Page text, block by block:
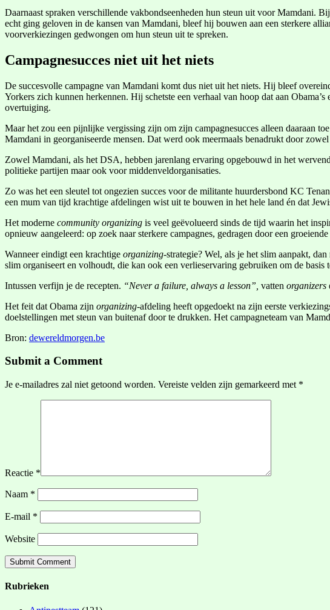
Daarnaast spraken verschillende vakbondseenheden hun steun uit voor Mamdani.
echt ging geloven in de kansen van Mamdani, bleef hij bouwen aan een sterkere
voorverkiezingen gedwongen om hun steun uit te spreken.
Campagnesucces niet uit het niets
De succesvolle campagne van Mamdani komt dus niet uit het niets. Hij bleef
Yorkers zich kunnen herkennen. Hij schetste een verhaal van hoop dat aan
overtuiging.
Maar het zou een pijnlijke vergissing zijn om zijn campagnesucces alleen daaraan
Mamdani in georganiseerde mensen. Dat werd ook meermaals benadrukt door
Zowel Mamdani, als het DSA, hebben jarenlang ervaring opgebouwd in het
politieke partijen maar ook voor middenveldorganisaties.
Zo was het een sleutel tot ongezien succes voor de militante huurdersbond KC
een mum van tijd krachtige afdelingen wist uit te bouwen in het hele land én dat
Het moderne community organizing is veel geëvolueerd sinds de tijd waarin het
opnieuw aangeleerd: op zoek naar sterkere campagnes, gedragen door een groeiende
Wanneer eindigt een krachtige organizing-strategie? Wel, als je het slim aanpakt,
slim organiseert en volhoudt, die kan ook een verlieservaring gebruiken om de
Intussen verfijn je de recepten. “Never a failure, always a lesson”, vatten organizers
Het feit dat Obama zijn organizing-afdeling heeft opgedoekt na zijn eerste
doelstellingen met steun van buitenaf door te drukken. Het campagneteam van
Bron: dewereldmorgen.be
Submit a Comment
Je e-mailadres zal niet getoond worden. Vereiste velden zijn gemarkeerd met *
Reactie *
Naam *
E-mail *
Website
Rubrieken